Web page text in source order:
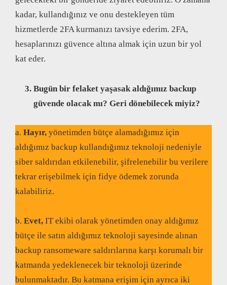
kadar, kullandığınız ve onu destekleyen tüm
hizmetlerde 2FA kurmanızı tavsiye ederim. 2FA,
hesaplarınızı güvence altına almak için uzun bir yol
kat eder.
Bugün bir felaket yaşasak aldığımız backup
güvende olacak mı? Geri dönebilecek miyiz?
a. Hayır, yönetimden bütçe alamadığımız için
aldığımız backup kullandığımız teknoloji nedeniyle
siber saldırıdan etkilenebilir, şifrelenebilir bu verilere
tekrar erişebilmek için fidye ödemek zorunda
kalabiliriz.
b. Evet, IT ekibi olarak yönetimden onay aldığımız
bütçe ile satın aldığımız teknoloji sayesinde alınan
backup ransomeware saldırılarına karşı korumalı bir
katmanda yedeklenecek bir teknoloji üzerinde
bulunmaktadır. Bu katmana erişim için ayrıca iki